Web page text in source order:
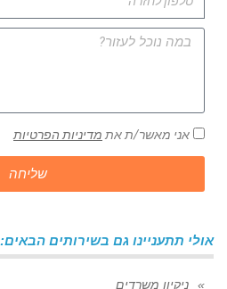
אני מאשר/ת את מדיניות הפרטיות
שליחה
אולי תתעניינו גם בשירותים הבאים:
ניקיון משרדים